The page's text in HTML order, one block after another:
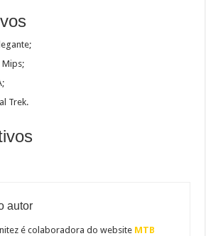
Mips;
Trek.
autor
é colaboradora do website MTB